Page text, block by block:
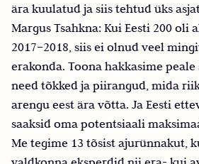
ära kuulatud ja siis tehtud üks
Margus Tsahkna: Kui Eesti 200 oli
2017–2018, siis ei olnud veel
erakonda. Toona hakkasime peale
need tõkked ja piirangud, mida
arengu eest ära võtta. Ja Eesti
saaksid oma potentsiaali
Me tegime 13 tõsist ajurünnakut,